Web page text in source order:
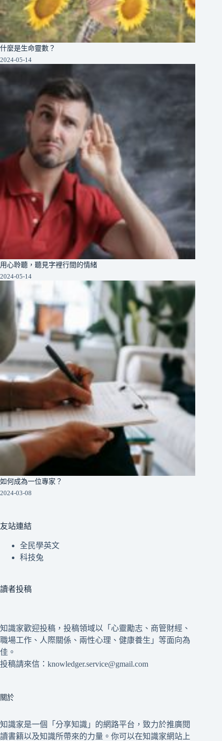
什麼是生命靈數？
2024-05-14
用心聆聽，聽見字裡行間的情緒
2024-05-14
如何成為一位專家？
2024-03-08
友站連結
全民學英文
科技兔
讀者投稿
知識家歡迎投稿，投稿領域以「心靈勵志、商管財經、
職場工作、人際關係、兩性心理、健康養生」等面向為
佳。
投稿請來信：knowledger.service@gmail.com
關於
知識家是一個「分享知識」的網路平台，致力於推廣閱
讀書籍以及知識所帶來的力量。你可以在知識家網站上